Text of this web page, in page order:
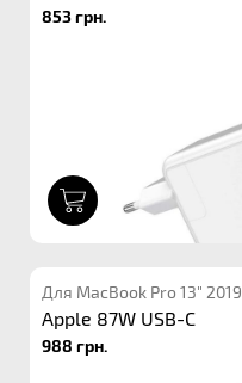
853 грн.
Для MacBook Pro 13" 2019
Apple 87W USB-C
988 грн.